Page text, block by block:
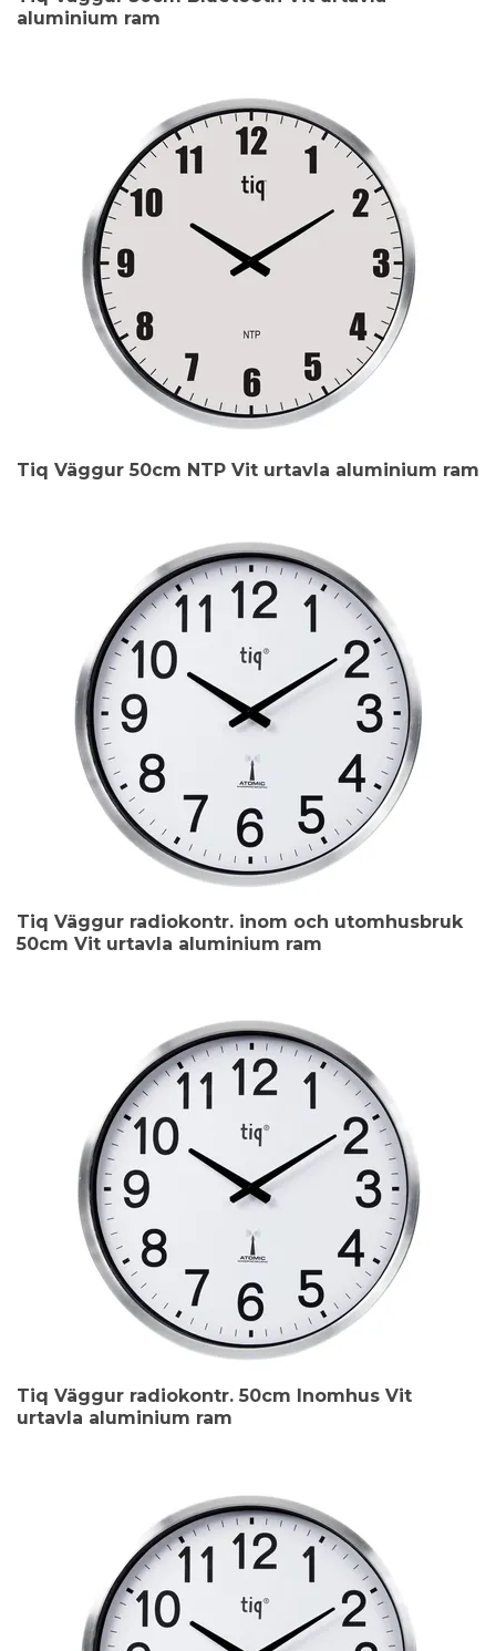
aluminium ram
Tiq Väggur 50cm NTP Vit urtavla aluminium ram
Tiq Väggur radiokontr. inom och utomhusbruk
50cm Vit urtavla aluminium ram
Tiq Väggur radiokontr. 50cm Inomhus Vit
urtavla aluminium ram